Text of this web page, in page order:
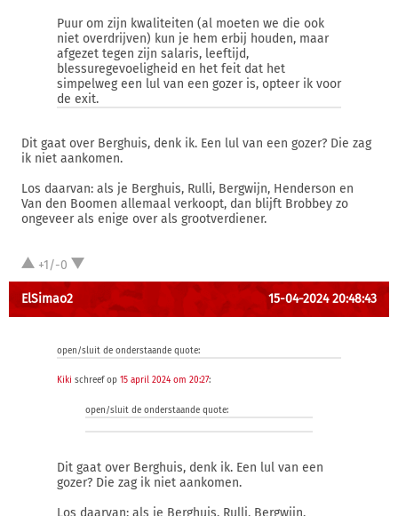
Puur om zijn kwaliteiten (al moeten we die ook
niet overdrijven) kun je hem erbij houden, maar
afgezet tegen zijn salaris, leeftijd,
blessuregevoeligheid en het feit dat het
simpelweg een lul van een gozer is, opteer ik voor
de exit.
Dit gaat over Berghuis, denk ik. Een lul van een gozer? Die zag
ik niet aankomen.
Los daarvan: als je Berghuis, Rulli, Bergwijn, Henderson en
Van den Boomen allemaal verkoopt, dan blijft Brobbey zo
ongeveer als enige over als grootverdiener.
+1/-0
ElSimao2 15-04-2024 20:48:43
open/sluit de onderstaande quote:
Kiki schreef op 15 april 2024 om 20:27:
open/sluit de onderstaande quote:
Dit gaat over Berghuis, denk ik. Een lul van een
gozer? Die zag ik niet aankomen.
Los daarvan: als je Berghuis, Rulli, Bergwijn,